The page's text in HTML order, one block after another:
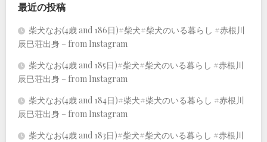
最近の投稿
柴犬なお(4歳 and 186日)#柴犬#柴犬のいる暮らし #赤根川
辰巳荘出身 – from Instagram
柴犬なお(4歳 and 185日)#柴犬#柴犬のいる暮らし #赤根川
辰巳荘出身 – from Instagram
柴犬なお(4歳 and 184日)#柴犬#柴犬のいる暮らし #赤根川
辰巳荘出身 – from Instagram
柴犬なお(4歳 and 183日)#柴犬#柴犬のいる暮らし #赤根川